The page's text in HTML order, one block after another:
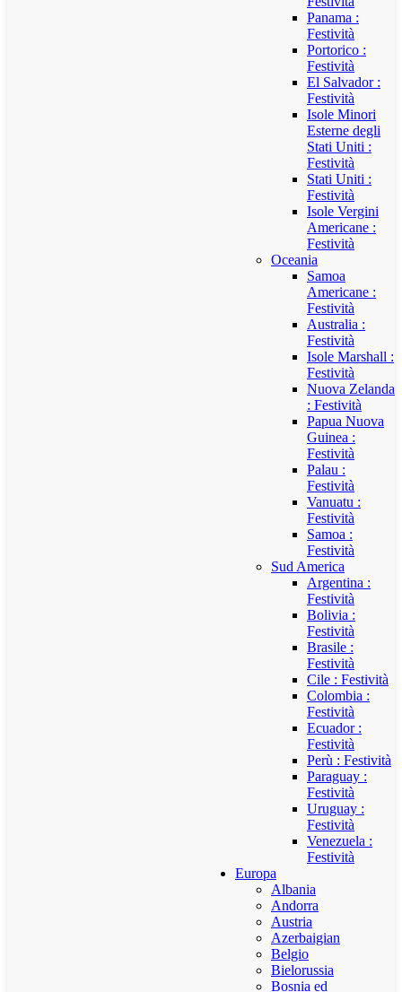
Panama :
Festività
Portorico :
Festività
El Salvador :
Festività
Isole Minori
Esterne degli
Stati Uniti :
Festività
Stati Uniti :
Festività
Isole Vergini
Americane :
Festività
Oceania
Samoa
Americane :
Festività
Australia :
Festività
Isole Marshall :
Festività
Nuova Zelanda
: Festività
Papua Nuova
Guinea :
Festività
Palau :
Festività
Vanuatu :
Festività
Samoa :
Festività
Sud America
Argentina :
Festività
Bolivia :
Festività
Brasile :
Festività
Cile : Festività
Colombia :
Festività
Ecuador :
Festività
Perù : Festività
Paraguay :
Festività
Uruguay :
Festività
Venezuela :
Festività
Europa
Albania
Andorra
Austria
Azerbaigian
Belgio
Bielorussia
Bosnia ed